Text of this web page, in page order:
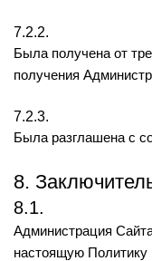
7.2.2.
Была получена от
получения
7.2.3.
Была разглашена с
8.
8.1.
Администрация
настоящую Политику